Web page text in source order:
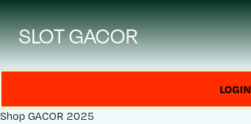
SLOT GACOR
LOGIN
Shop GACOR 2025